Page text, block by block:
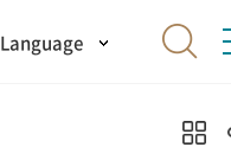
Language